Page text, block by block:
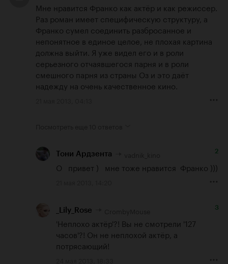
Мне нравится Франко как актёр и как режиссер.
Раз роман имеет специфическую структуру, а
Франко сумел соединить разбросанное и
непонятное в единое целое, не плохая картина
должна выйти. Я уже видел его и в роли
серьезного отчаявшегося парня и в роли
смешного парня из страны Оз и это даёт
надежду на очень качественное кино.
Тони Ардзента 2
О   привет )   мне тоже нравится  Франко )))
_Lily_Rose 3
'Неплохо актёр'?! Вы не смотрели '127
часов'?! Он не неплохой актёр, а
потрясающий!